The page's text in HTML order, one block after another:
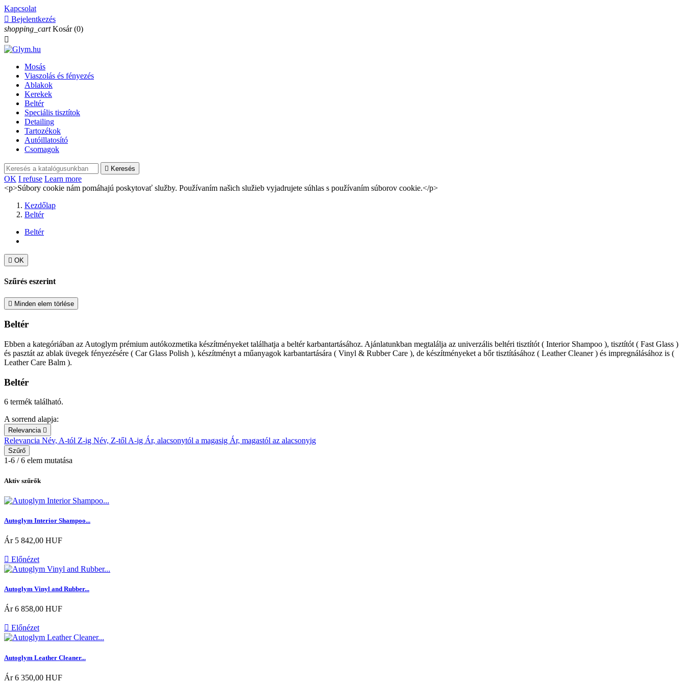
Kapcsolat
 Bejelentkezés
shopping_cart Kosár (0)

Mosás
Viaszolás és fényezés
Ablakok
Kerekek
Beltér
Speciális tisztítok
Detailing
Tartozékok
Autóillatosító
Csomagok
 Keresés
OK I refuse Learn more
<p>Súbory cookie nám pomáhajú poskytovať služby. Používaním našich služieb vyjadrujete súhlas s používaním súborov cookie.</p>
Kezdőlap
Beltér
Beltér
 OK
Szűrés eszerint
 Minden elem törlése
Beltér
Ebben a kategóriában az Autoglym prémium autókozmetika készítményeket találhatja a beltér karbantartásához. Ajánlatunkban megtalálja az univerzális beltéri tisztítót ( Interior Shampoo ), tisztítót ( Fast Glass )
és pasztát az ablak üvegek fényezésére ( Car Glass Polish ), készítményt a műanyagok karbantartására ( Vinyl & Rubber Care ), de készítményeket a bőr tisztításához ( Leather Cleaner ) és impregnálásához is (
Leather Care Balm ).
Beltér
6 termék található.
A sorrend alapja:
Relevancia 
Relevancia Név, A-tól Z-ig Név, Z-től A-ig Ár, alacsonytól a magasig Ár, magastól az alacsonyig
Szűrő
1-6 / 6 elem mutatása
Aktív szűrők
Autoglym Interior Shampoo...
Ár 5 842,00 HUF
 Előnézet
Autoglym Vinyl and Rubber...
Ár 6 858,00 HUF
 Előnézet
Autoglym Leather Cleaner...
Ár 6 350,00 HUF